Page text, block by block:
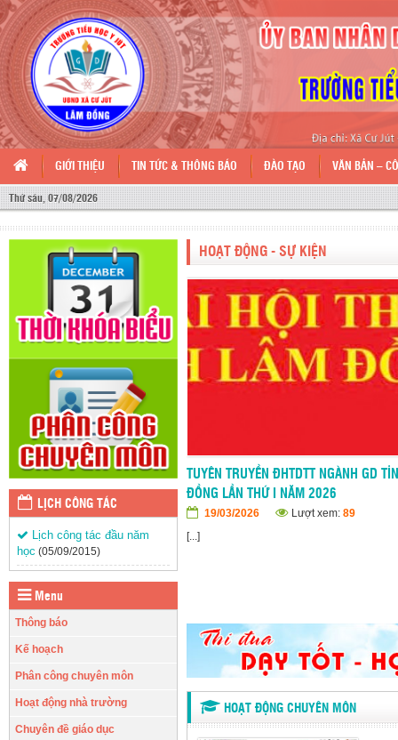
GIỚI THIỆU TIN TỨC & THÔNG BÁO ĐÀO TẠO VĂN BẢN –
Thứ sáu, 07/08/2026
LỊCH CÔNG TÁC
Lịch công tác đầu năm
học (05/09/2015)
Menu
Thông báo
Kế hoạch
Phân công chuyên môn
Hoạt động nhà trường
Chuyên đề giáo dục
HOẠT ĐỘNG - SỰ KIỆN
TUYÊN TRUYỀN ĐHTDTT NGÀNH GD
ĐỒNG LẦN THỨ I NĂM 2026
19/03/2026 Lượt xem: 89
[...]
HOẠT ĐỘNG CHUYÊN MÔN